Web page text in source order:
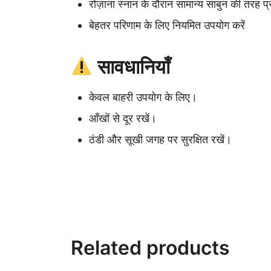
रोज़ाना स्नान के दौरान सामान्य साबुन की तरह
बेहतर परिणाम के लिए नियमित उपयोग करें
सावधानियाँ
केवल बाहरी उपयोग के लिए।
आँखों से दूर रखें।
ठंडी और सूखी जगह पर सुरक्षित रखें।
Related products